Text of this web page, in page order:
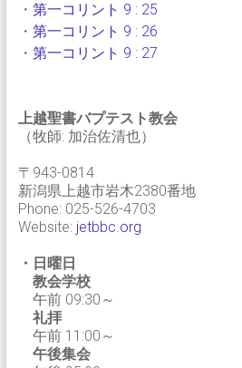
・ 第一コリント 9 : 25
・ 第一コリント 9 : 26
・ 第一コリント 9 : 27
上越聖書バプテスト教会
（牧師: 加治佐清也）
〒943-0814
新潟県上越市岩木2380番地
Phone: 025-526-4703
Website: jetbbc.org
・日曜日
教会学校
午前 09:30～
礼拝
午前 11:00～
午後集会